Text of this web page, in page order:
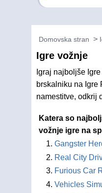
Domovska stran
Igre vožnje
Igraj najboljše
brskalniku na Igre
namestitve, odkrij
Katera so
vožnje igre na
Gangster
Real City
Furious Car
Vehicles